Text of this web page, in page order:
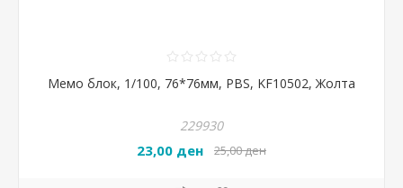
Мемо блок, 1/100, 76*76мм, PBS, KF10502, Жолта
229930
23,00 ден 25,00 ден